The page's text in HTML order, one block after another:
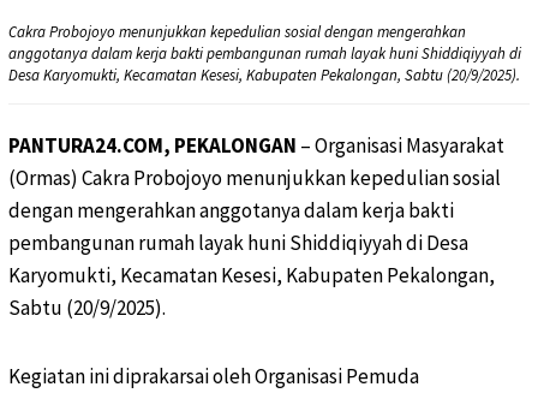
Cakra Probojoyo menunjukkan kepedulian sosial dengan mengerahkan
anggotanya dalam kerja bakti pembangunan rumah layak huni Shiddiqiyyah di
Desa Karyomukti, Kecamatan Kesesi, Kabupaten Pekalongan, Sabtu (20/9/2025).
PANTURA24.COM, PEKALONGAN – Organisasi Masyarakat
(Ormas) Cakra Probojoyo menunjukkan kepedulian sosial
dengan mengerahkan anggotanya dalam kerja bakti
pembangunan rumah layak huni Shiddiqiyyah di Desa
Karyomukti, Kecamatan Kesesi, Kabupaten Pekalongan,
Sabtu (20/9/2025).
Kegiatan ini diprakarsai oleh Organisasi Pemuda